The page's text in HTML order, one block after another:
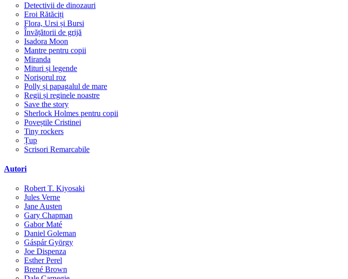
Detectivii de dinozauri
Eroi Rătăciți
Flora, Ursi și Bursi
Învățătorii de grijă
Isadora Moon
Mantre pentru copii
Miranda
Mituri și legende
Norișorul roz
Polly și papagalul de mare
Regii și reginele noastre
Save the story
Sherlock Holmes pentru copii
Poveștile Cristinei
Tiny rockers
Țup
Scrisori Remarcabile
Autori
Robert T. Kiyosaki
Jules Verne
Jane Austen
Gary Chapman
Gabor Maté
Daniel Goleman
Gáspár György
Joe Dispenza
Esther Perel
Brené Brown